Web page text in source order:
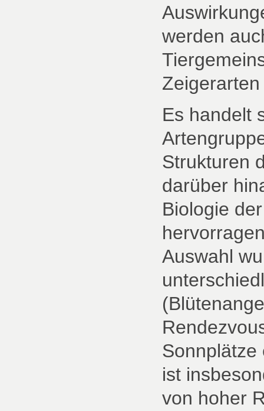
werden
Es handelt
Strukturen
darüber
Biologie
Auswahl
Sonnplätze
ist
von hoher